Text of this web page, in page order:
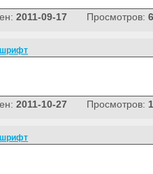
2011-09-17 Просмотров:
шрифт
2011-10-27 Просмотров:
шрифт